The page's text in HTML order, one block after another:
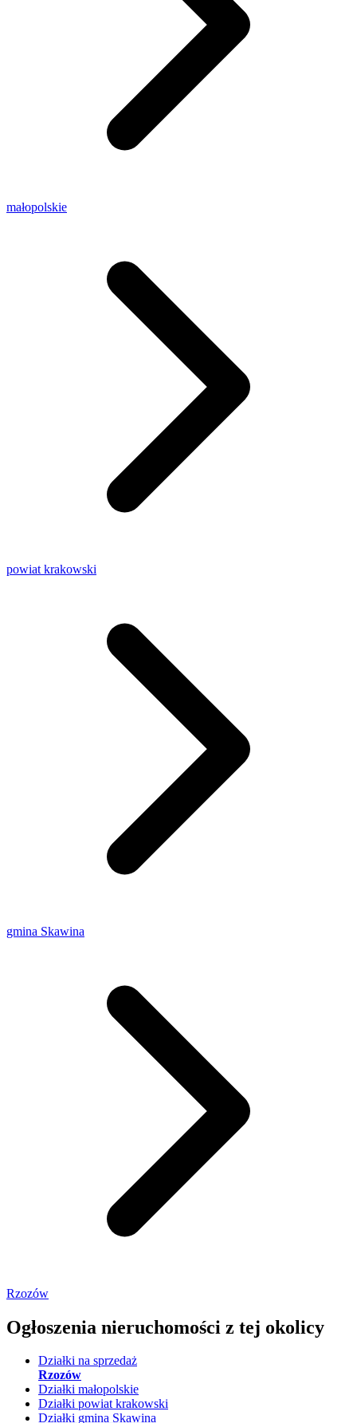
małopolskie
powiat krakowski
gmina Skawina
Rzozów
Ogłoszenia nieruchomości z tej okolicy
Działki na sprzedaż
Rzozów
Działki małopolskie
Działki powiat krakowski
Działki gmina Skawina